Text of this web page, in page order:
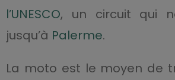
l’UNESCO, un circuit qui
jusqu’à Palerme.
La moto est le moyen de